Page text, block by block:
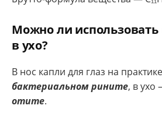
Можно ли использовать
в ухо?
В нос капли для глаз на
бактериальном рините, в ухо
отите.